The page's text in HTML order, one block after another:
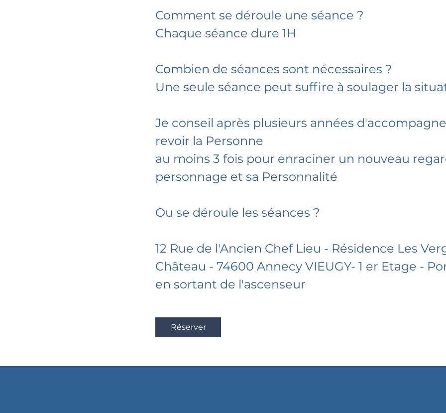
Comment se déroule une séance ?
Chaque séance dure 1H
Combien de séances sont nécessaires ?
Une seule séance peut suffire à soulager la
Je conseil après plusieurs années
revoir la Personne
au moins 3 fois pour enraciner un nouveau
personnage et sa Personnalité
​Ou se déroule les séances ?
12 Rue de l'Ancien Chef Lieu - Résidence Les
Château - 74600 Annecy VIEUGY- 1 er Etage -
en sortant de l'ascenseur
Réserver